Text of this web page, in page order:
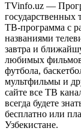
TVinfo.uz —
государственных
ТВ-программа с
названиями
завтра и
любимых
футбола,
мультфильмы и
сайте все ТВ
всегда будете
бесплатно или
Узбекистане.